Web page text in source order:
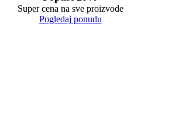
Super cena na sve proizvode
Pogledaj ponudu